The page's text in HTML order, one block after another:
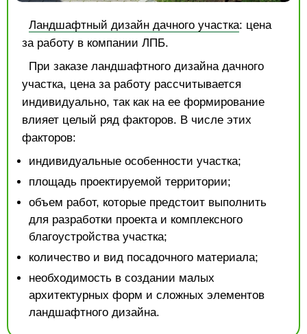
Ландшафтный дизайн дачного участка: цена
за работу в компании ЛПБ.
При заказе ландшафтного дизайна дачного
участка, цена за работу рассчитывается
индивидуально, так как на ее формирование
влияет целый ряд факторов. В числе этих
факторов:
индивидуальные особенности участка;
площадь проектируемой территории;
объем работ, которые предстоит выполнить
для разработки проекта и комплексного
благоустройства участка;
количество и вид посадочного материала;
необходимость в создании малых
архитектурных форм и сложных элементов
ландшафтного дизайна.